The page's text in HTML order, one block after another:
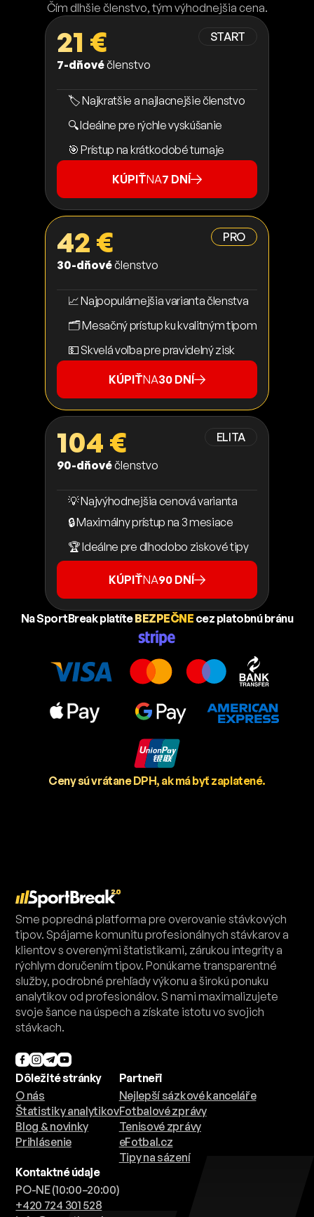
Čím dlhšie členstvo, tým výhodnejšia cena.
START
21 €
7-dňovéčlenstvo
🏷️ Najkratšie a najlacnejšie členstvo
🔍 Ideálne pre rýchle vyskúšanie
🎯 Prístup na krátkodobé turnaje
KÚPIŤNA7 DNÍ
PRO
42 €
30-dňovéčlenstvo
📈 Najpopulárnejšia varianta členstva
🗂️ Mesačný prístup ku kvalitným tipom
💵 Skvelá voľba pre pravidelný zisk
KÚPIŤNA30 DNÍ
ELITA
104 €
90-dňovéčlenstvo
💡 Najvýhodnejšia cenová varianta
🔒 Maximálny prístup na 3 mesiace
🏆 Ideálne pre dlhodobo ziskové tipy
KÚPIŤNA90 DNÍ
Na SportBreak platíteBEZPEČNE cez platobnú bránu
Ceny sú vrátane DPH, ak má byť zaplatené.
Sme popredná platforma pre overovanie stávkových
tipov. Spájame komunitu profesionálnych stávkarov a
klientov s overenými štatistikami, zárukou integrity a
rýchlym doručením tipov. Ponúkame transparentné
služby, podrobné prehľady výkonu a širokú ponuku
analytikov od profesionálov. S nami maximalizujete
svoje šance na úspech a získate istotu vo svojich
stávkach.
Dôležité stránky
O nás
Štatistiky analytikov
Blog & novinky
Prihlásenie
Partneři
Nejlepší sázkové kanceláře
Fotbalové zprávy
Tenisové zprávy
eFotbal.cz
Tipy na sázení
Kontaktné údaje
PO-NE (10:00–20:00)
+420 724 301 528